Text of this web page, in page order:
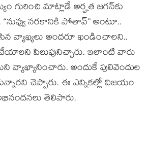
గురించి మాట్లాడే అర్హత జగన్‌కు
“నువ్వు న‌ర‌కానికి పోతావ్‌” అంటూ..
వ్యాఖ్య‌లు అంద‌రూ ఖండించాల‌ని..
చేయాల‌ని పిలుపునిచ్చారు. ఇలాంటి వారు
వ్యాఖ్యానించారు. అందుకే పులివెందుల
చెప్పారు. ఈ ఎన్నిక‌ల్లో విజ‌యం
తెలిపారు.